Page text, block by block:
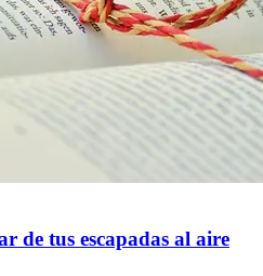
de tus escapadas al aire